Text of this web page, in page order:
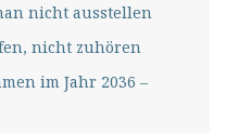
nicht ausstellen
nicht zuhören
im Jahr 2036 –